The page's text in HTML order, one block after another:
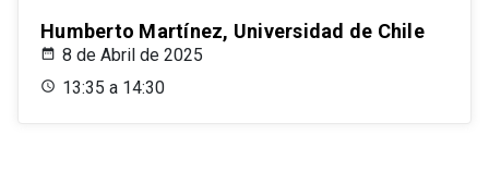
Humberto Martínez, Universidad de Chile
8 de Abril de 2025
13:35 a 14:30